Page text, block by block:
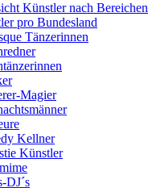
Künstler nach Bereichen
pro Bundesland
Tänzerinnen
Magier
Kellner
Künstler
DJ´s